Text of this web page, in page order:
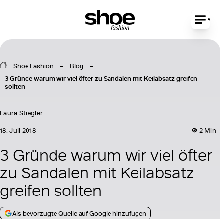
Shoe Fashion
Blog
3 Gründe warum wir viel öfter zu Sandalen mit Keilabsatz greifen
sollten
Laura Stiegler
2 Min
18. Juli 2018
3 Gründe warum wir viel öfter
zu Sandalen mit Keilabsatz
greifen sollten
Als bevorzugte Quelle auf Google hinzufügen